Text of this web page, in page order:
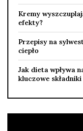
Kremy
efekty?
Przepisy na
ciepło
Jak dieta wpływa
kluczowe składniki